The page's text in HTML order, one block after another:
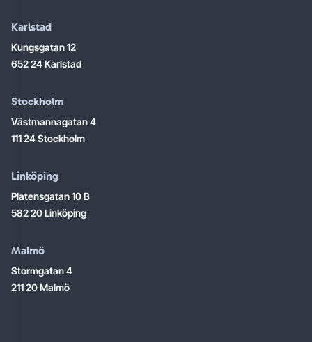
Karlstad
Kungsgatan 12
652 24 Karlstad
Stockholm
Västmannagatan 4
111 24 Stockholm
Linköping
Platensgatan 10 B
582 20 Linköping
Malmö
Stormgatan 4
211 20 Malmö